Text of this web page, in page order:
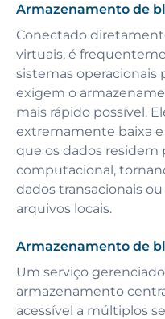
Armazenamento de
Conectado
virtuais, é
sistemas operacionais
exigem o
mais rápido possível.
extremamente baixa e
que os dados residem
computacional,
dados transacionais
arquivos locais.
Armazenamento de
Um serviço
armazenamento
acessível a múltiplos